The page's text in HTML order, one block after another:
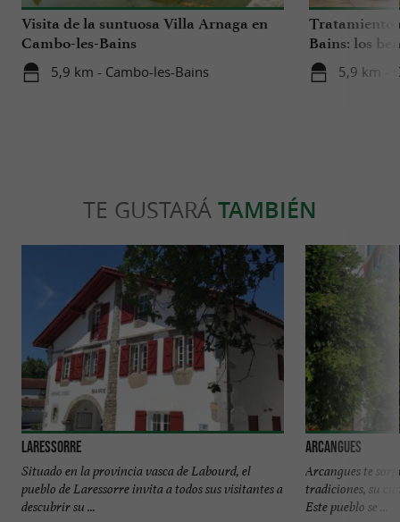
Visita de la suntuosa Villa Arnaga en
Cambo-les-Bains
5,9 km - Cambo-les-Bains
Tratamiento
Bains: los
suave,
5,9 km -
TE GUSTARÁ TAMBIÉN
Laressorre
Situado en la provincia vasca de Labourd, el
pueblo de Laressorre invita a todos sus visitantes a
descubrir su ...
Arcangues
Arcangues te
tradiciones, su
Este pueblo se ...